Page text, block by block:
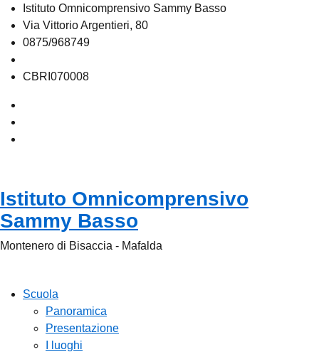
Istituto Omnicomprensivo Sammy Basso
Via Vittorio Argentieri, 80
0875/968749
CBRI070008
Istituto Omnicomprensivo
Sammy Basso
Montenero di Bisaccia - Mafalda
Scuola
Panoramica
Presentazione
I luoghi